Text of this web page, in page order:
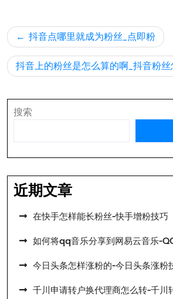
文
章
导
抖音点哪里就成为粉丝_点即粉
抖音上的粉丝是怎么算的啊_抖音粉丝
搜索
近期文章
在快手怎样能长粉丝-快手增粉技巧
如何将qq音乐分享到网易云音乐-
今日头条怎样涨粉的-今日头条涨粉
千川申请转户换代理商怎么转-千川